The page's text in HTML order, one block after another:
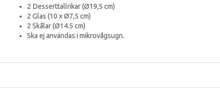
2 Desserttallrikar (Ø19,5 cm)
2 Glas (10 x Ø7,5 cm)
2 Skålar (Ø14.5 cm)
Ska ej användas i mikrovågsugn.